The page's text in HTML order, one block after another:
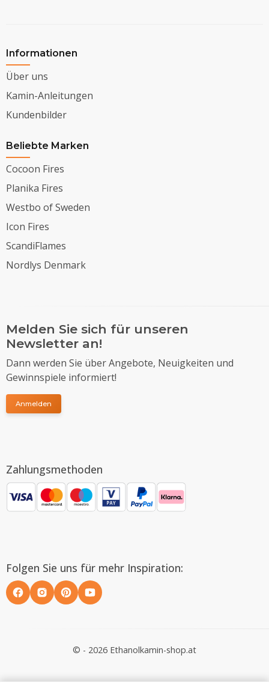
Informationen
Über uns
Kamin-Anleitungen
Kundenbilder
Beliebte Marken
Cocoon Fires
Planika Fires
Westbo of Sweden
Icon Fires
ScandiFlames
Nordlys Denmark
Melden Sie sich für unseren
Newsletter an!
Dann werden Sie über Angebote, Neuigkeiten und
Gewinnspiele informiert!
Anmelden
Zahlungsmethoden
Folgen Sie uns für mehr Inspiration:
© - 2026 Ethanolkamin-shop.at